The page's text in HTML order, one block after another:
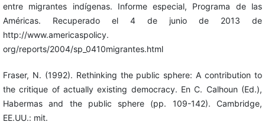
entre migrantes indígenas. Informe especial, Programa de las
Américas. Recuperado el 4 de junio de 2013 de
http://www.americaspolicy.
org/reports/2004/sp_0410migrantes.html
Fraser, N. (1992). Rethinking the public sphere: A contribution to
the critique of actually existing democracy. En C. Calhoun (Ed.),
Habermas and the public sphere (pp. 109-142). Cambridge,
EE.UU.: mit.